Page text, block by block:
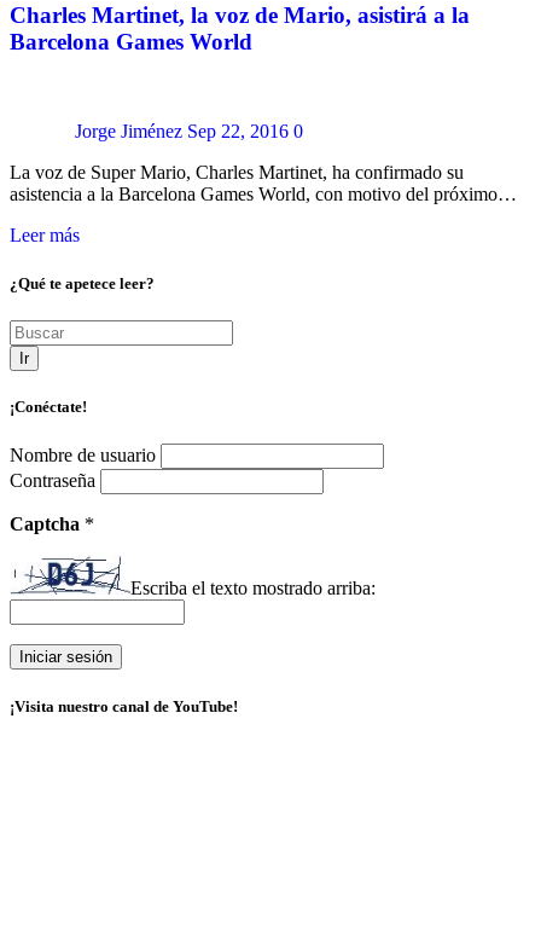
Charles Martinet, la voz de Mario, asistirá a la
Barcelona Games World
Jorge Jiménez Sep 22, 2016 0
La voz de Super Mario, Charles Martinet, ha confirmado su
asistencia a la Barcelona Games World, con motivo del próximo…
Leer más
¿Qué te apetece leer?
Ir
¡Conéctate!
Nombre de usuario
Contraseña
Captcha *
Escriba el texto mostrado arriba:
¡Visita nuestro canal de YouTube!